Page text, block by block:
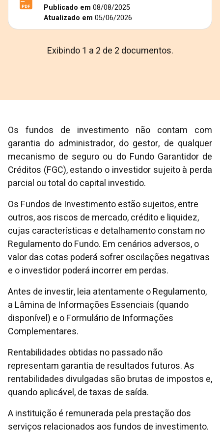
Publicado em 08/08/2025
Atualizado em 05/06/2026
Exibindo 1 a 2 de 2 documentos.
Os fundos de investimento não contam com
garantia do administrador, do gestor, de qualquer
mecanismo de seguro ou do Fundo Garantidor de
Créditos (FGC), estando o investidor sujeito à perda
parcial ou total do capital investido.
Os Fundos de Investimento estão sujeitos, entre
outros, aos riscos de mercado, crédito e liquidez,
cujas características e detalhamento constam no
Regulamento do Fundo. Em cenários adversos, o
valor das cotas poderá sofrer oscilações negativas
e o investidor poderá incorrer em perdas.
Antes de investir, leia atentamente o Regulamento,
a Lâmina de Informações Essenciais (quando
disponível) e o Formulário de Informações
Complementares.
Rentabilidades obtidas no passado não
representam garantia de resultados futuros. As
rentabilidades divulgadas são brutas de impostos e,
quando aplicável, de taxas de saída.
A instituição é remunerada pela prestação dos
serviços relacionados aos fundos de investimento.